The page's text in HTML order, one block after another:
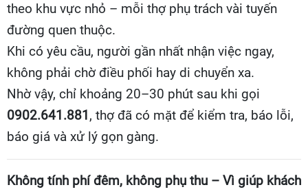
theo khu vực nhỏ – mỗi thợ phụ trách vài tuyến
đường quen thuộc.
Khi có yêu cầu, người gần nhất nhận việc ngay,
không phải chờ điều phối hay di chuyển xa.
Nhờ vậy, chỉ khoảng 20–30 phút sau khi gọi
0902.641.881 , thợ đã có mặt để kiểm tra, báo lỗi,
báo giá và xử lý gọn gàng.
Không tính phí đêm, không phụ thu – Vì giúp khách